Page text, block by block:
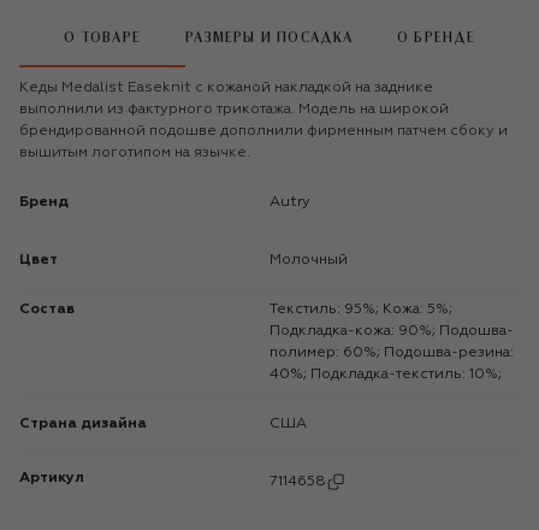
О ТОВАРЕ РАЗМЕРЫ И ПОСАДКА О БРЕНДЕ
Кеды Medalist Easeknit с кожаной накладкой на заднике
выполнили из фактурного трикотажа. Модель на широкой
брендированной подошве дополнили фирменным патчем сбоку и
вышитым логотипом на язычке.
Бренд Autry
Цвет Молочный
Состав
Текстиль: 95%; Кожа: 5%;
Подкладка-кожа: 90%; Подошва-
полимер: 60%; Подошва-резина:
40%; Подкладка-текстиль: 10%;
Страна дизайна США
Артикул 7114658